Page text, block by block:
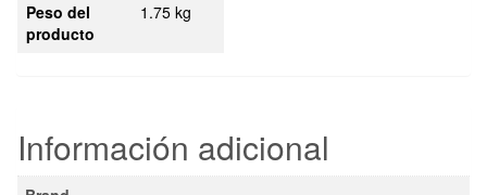
Peso del
producto
1.75 kg
Información adicional